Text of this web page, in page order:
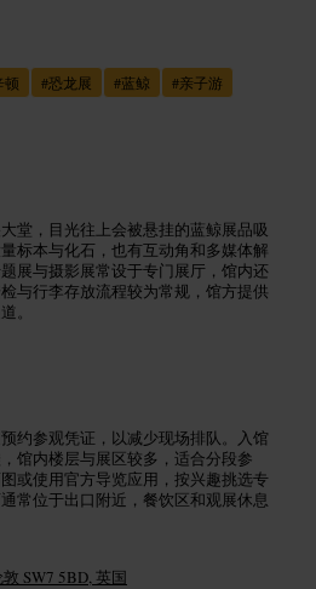
顿 #恐龙展 #蓝鲸 #亲子游
堂，目光往上会被悬挂的蓝鲸展品吸
标本与化石，也有互动角和多媒体解
展与摄影展常设于专门展厅，馆内还
与行李存放流程较为常规，馆方提供
。
约参观凭证，以减少现场排队。入馆
馆内楼层与展区较多，适合分段参
或使用官方导览应用，按兴趣挑选专
常位于出口附近，餐饮区和观展休息
SW7 5BD, 英国